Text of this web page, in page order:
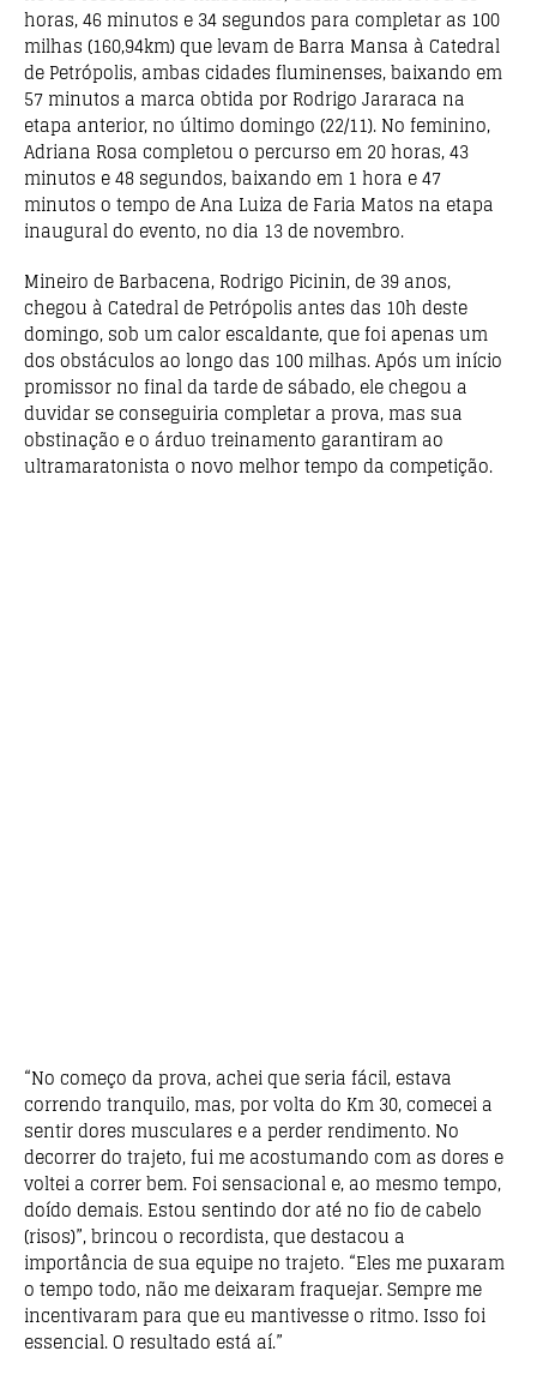
horas, 46 minutos e 34 segundos para completar as 100
milhas (160,94km) que levam de Barra Mansa à Catedral
de Petrópolis, ambas cidades fluminenses, baixando em
57 minutos a marca obtida por Rodrigo Jararaca na
etapa anterior, no último domingo (22/11). No feminino,
Adriana Rosa completou o percurso em 20 horas, 43
minutos e 48 segundos, baixando em 1 hora e 47
minutos o tempo de Ana Luiza de Faria Matos na etapa
inaugural do evento, no dia 13 de novembro.
Mineiro de Barbacena, Rodrigo Picinin, de 39 anos,
chegou à Catedral de Petrópolis antes das 10h deste
domingo, sob um calor escaldante, que foi apenas um
dos obstáculos ao longo das 100 milhas. Após um início
promissor no final da tarde de sábado, ele chegou a
duvidar se conseguiria completar a prova, mas sua
obstinação e o árduo treinamento garantiram ao
ultramaratonista o novo melhor tempo da competição.
“No começo da prova, achei que seria fácil, estava
correndo tranquilo, mas, por volta do Km 30, comecei a
sentir dores musculares e a perder rendimento. No
decorrer do trajeto, fui me acostumando com as dores e
voltei a correr bem. Foi sensacional e, ao mesmo tempo,
doído demais. Estou sentindo dor até no fio de cabelo
(risos)”, brincou o recordista, que destacou a
importância de sua equipe no trajeto. “Eles me puxaram
o tempo todo, não me deixaram fraquejar. Sempre me
incentivaram para que eu mantivesse o ritmo. Isso foi
essencial. O resultado está aí.”